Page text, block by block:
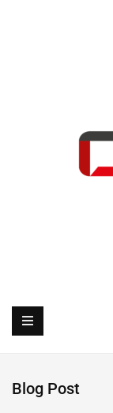
Blog Post